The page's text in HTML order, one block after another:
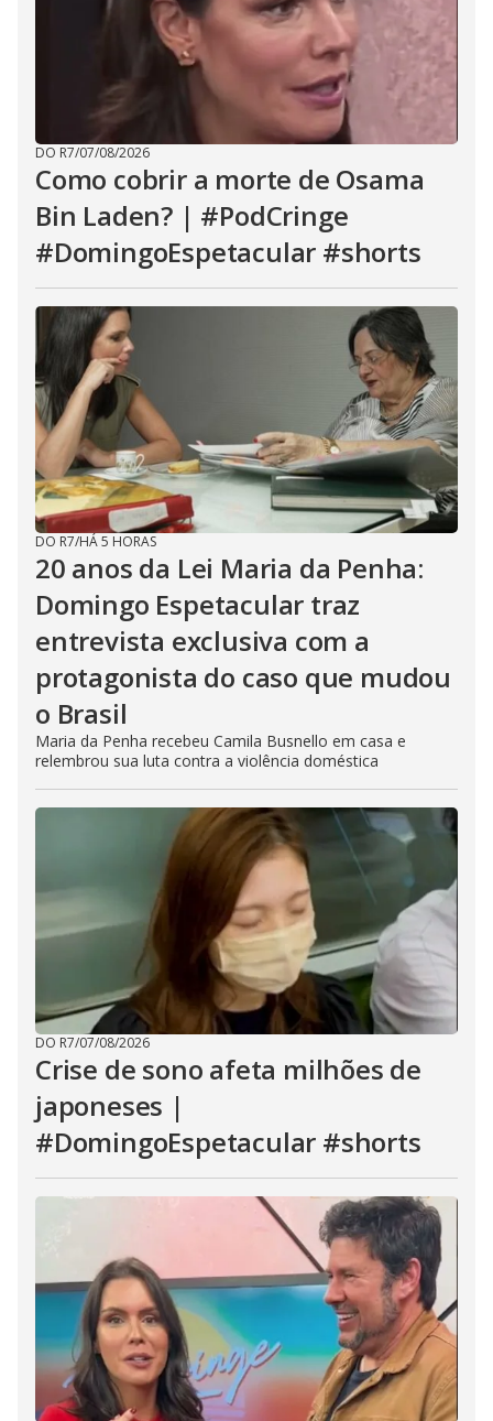
DO R7/07/08/2026
Como cobrir a morte de Osama
Bin Laden? | #PodCringe
#DomingoEspetacular #shorts
DO R7/HÁ 5 HORAS
20 anos da Lei Maria da Penha:
Domingo Espetacular traz
entrevista exclusiva com a
protagonista do caso que mudou
o Brasil
Maria da Penha recebeu Camila Busnello em casa e
relembrou sua luta contra a violência doméstica
DO R7/07/08/2026
Crise de sono afeta milhões de
japoneses |
#DomingoEspetacular #shorts